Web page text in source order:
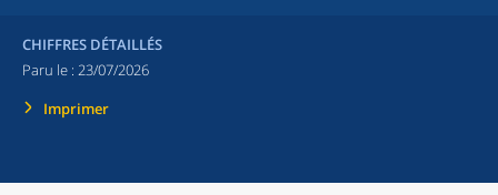
CHIFFRES DÉTAILLÉS
Paru le : 23/07/2026
Imprimer